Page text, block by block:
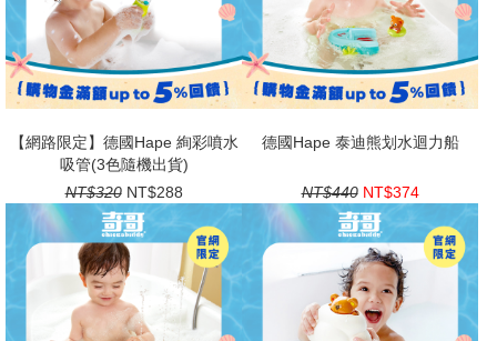
【網路限定】德國Hape 絢彩噴水
吸管(3色隨機出貨)
NT$320 NT$288
德國Hape 泰迪熊划水迴力船
NT$440 NT$374